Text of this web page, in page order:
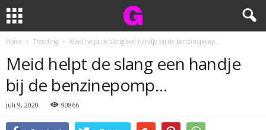
Home Trending Meid helpt de slang een handje bij de benzinepomp…
Meid helpt de slang een handje
bij de benzinepomp…
juli 9, 2020 90866